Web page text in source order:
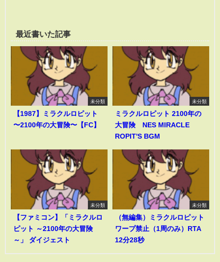
最近書いた記事
未分類
【1987】ミラクルロピット
〜2100年の大冒険〜【FC】
未分類
ミラクルロピット 2100年の
大冒険 NES MIRACLE
ROPIT'S BGM
未分類
【ファミコン】「ミラクルロ
ピット ～2100年の大冒険
～」 ダイジェスト
未分類
（無編集）ミラクルロピット
ワープ禁止（1周のみ）RTA
12分28秒